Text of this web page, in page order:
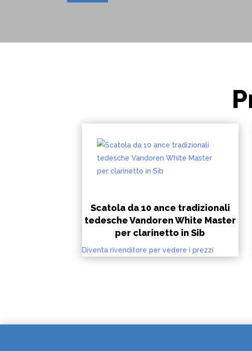
Scatola da 10 ance tradizionali
tedesche Vandoren White Master
per clarinetto in Sib
Diventa rivenditore per vedere i prezzi